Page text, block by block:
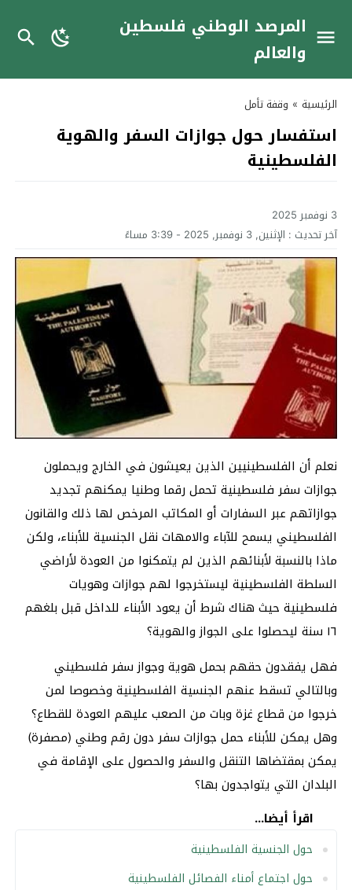
المرصد الوطني فلسطين
والعالم
الرئيسية » وقفة تأمل
استفسار حول جوازات السفر والهوية
الفلسطينية
3 نوفمبر 2025
آخر تحديث : الإثنين, 3 نوفمبر, 2025 - 3:39 مساءً
نعلم أن الفلسطينيين الذين يعيشون في الخارج ويحملون
جوازات سفر فلسطينية تحمل رقما وطنيا يمكنهم تجديد
جوازاتهم عبر السفارات أو المكاتب المرخص لها ذلك والقانون
الفلسطيني يسمح للآباء والامهات نقل الجنسية للأبناء، ولكن
ماذا بالنسبة لأبنائهم الذين لم يتمكنوا من العودة لأراضي
السلطة الفلسطينية ليستخرجوا لهم جوازات وهويات
فلسطينية حيث هناك شرط أن يعود الأبناء للداخل قبل بلغهم
١٦ سنة ليحصلوا على الجواز والهوية؟
فهل يفقدون حقهم بحمل هوية وجواز سفر فلسطيني
وبالتالي تسقط عنهم الجنسية الفلسطينية وخصوصا لمن
خرجوا من قطاع غزة وبات من الصعب عليهم العودة للقطاع؟
وهل يمكن للأبناء حمل جوازات سفر دون رقم وطني (مصفرة)
يمكن بمقتضاها التنقل والسفر والحصول على الإقامة في
البلدان التي يتواجدون بها؟
اقرأ أيضا...
حول الجنسية الفلسطينية
حول اجتماع أمناء الفصائل الفلسطينية